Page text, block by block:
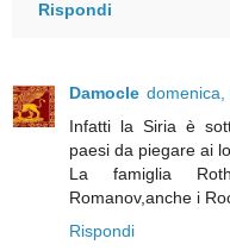
Rispondi
Damocle domenica,
Infatti la Siria è
paesi da piegare ai
La famiglia
Romanov,anche i
Rispondi